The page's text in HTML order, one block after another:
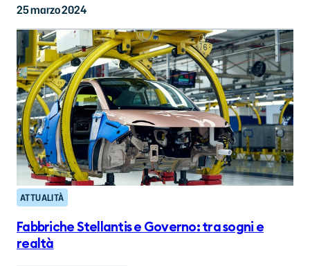
25 marzo 2024
ATTUALITÀ
Fabbriche Stellantis e Governo: tra sogni e
realtà